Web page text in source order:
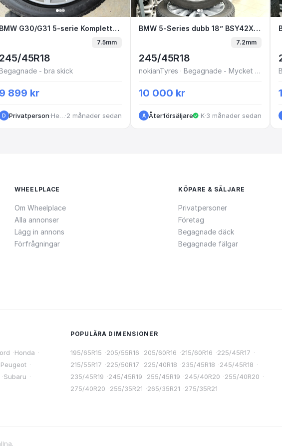
BMW G30/G31 5-serie Kompletta 18” Vinterhjul
BMW G30/G31 5-serie Kompletta 18” Vinterhjul
7.5mm
245/45R18
- bra skick
9 899 kr
D Privatperson· Helsingborg·2 månader sedan
BMW 5-Series dubb 18” BMW 5-Series dubb 18” BSY42X H1-4
7.2mm
245/45R18
nokianTyres · Begagnade - Mycket bra skick
10 000 kr
A Återförsäljare · Kungälv
·3 månader sedan
WHEELPLACE
Om Wheelplace
Alla annonser
Lägg in annons
Förfrågningar
KÖPARE & SÄLJARE
Privatpersoner
Företag
Begagnade däck
Begagnade fälgar
·Honda ·
Peugeot ·
·Subaru ·
POPULÄRA DIMENSIONER
195/65R15 ·205/55R16 ·205/60R16 ·215/60R16 ·225/45R17 ·
215/55R17 ·225/50R17 ·225/40R18 ·235/45R18 ·245/45R18 ·
235/45R19 ·245/45R19 ·255/45R19 ·245/40R20 ·255/40R20 ·
275/40R20 ·255/35R21 ·265/35R21 ·275/35R21